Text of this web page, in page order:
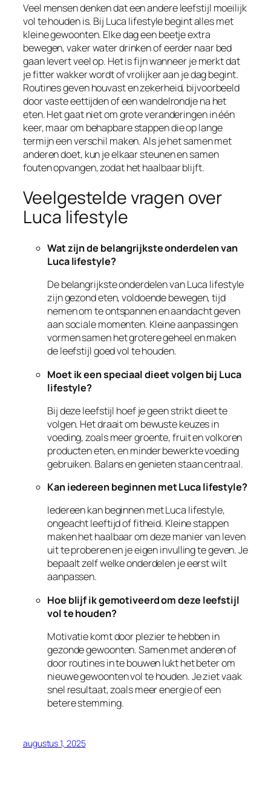
Veel mensen denken dat een andere leefstijl moeilijk
vol te houden is. Bij Luca lifestyle begint alles met
kleine gewoonten. Elke dag een beetje extra
bewegen, vaker water drinken of eerder naar bed
gaan levert veel op. Het is fijn wanneer je merkt dat
je fitter wakker wordt of vrolijker aan je dag begint.
Routines geven houvast en zekerheid, bijvoorbeeld
door vaste eettijden of een wandelrondje na het
eten. Het gaat niet om grote veranderingen in één
keer, maar om behapbare stappen die op lange
termijn een verschil maken. Als je het samen met
anderen doet, kun je elkaar steunen en samen
fouten opvangen, zodat het haalbaar blijft.
Veelgestelde vragen over
Luca lifestyle
Wat zijn de belangrijkste onderdelen van
Luca lifestyle?
De belangrijkste onderdelen van Luca lifestyle
zijn gezond eten, voldoende bewegen, tijd
nemen om te ontspannen en aandacht geven
aan sociale momenten. Kleine aanpassingen
vormen samen het grotere geheel en maken
de leefstijl goed vol te houden.
Moet ik een speciaal dieet volgen bij Luca
lifestyle?
Bij deze leefstijl hoef je geen strikt dieet te
volgen. Het draait om bewuste keuzes in
voeding, zoals meer groente, fruit en volkoren
producten eten, en minder bewerkte voeding
gebruiken. Balans en genieten staan centraal.
Kan iedereen beginnen met Luca lifestyle?
Iedereen kan beginnen met Luca lifestyle,
ongeacht leeftijd of fitheid. Kleine stappen
maken het haalbaar om deze manier van leven
uit te proberen en je eigen invulling te geven. Je
bepaalt zelf welke onderdelen je eerst wilt
aanpassen.
Hoe blijf ik gemotiveerd om deze leefstijl
vol te houden?
Motivatie komt door plezier te hebben in
gezonde gewoonten. Samen met anderen of
door routines in te bouwen lukt het beter om
nieuwe gewoonten vol te houden. Je ziet vaak
snel resultaat, zoals meer energie of een
betere stemming.
augustus 1, 2025